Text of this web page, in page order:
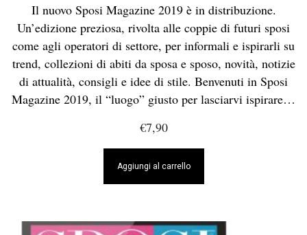
Il nuovo Sposi Magazine 2019 è in distribuzione.
Un’edizione preziosa, rivolta alle coppie di futuri sposi
come agli operatori di settore, per informali e ispirarli su
trend, collezioni di abiti da sposa e sposo, novità, notizie
di attualità, consigli e idee di stile. Benvenuti in Sposi
Magazine 2019, il “luogo” giusto per lasciarvi ispirare…
€7,90
Aggiungi al carrello